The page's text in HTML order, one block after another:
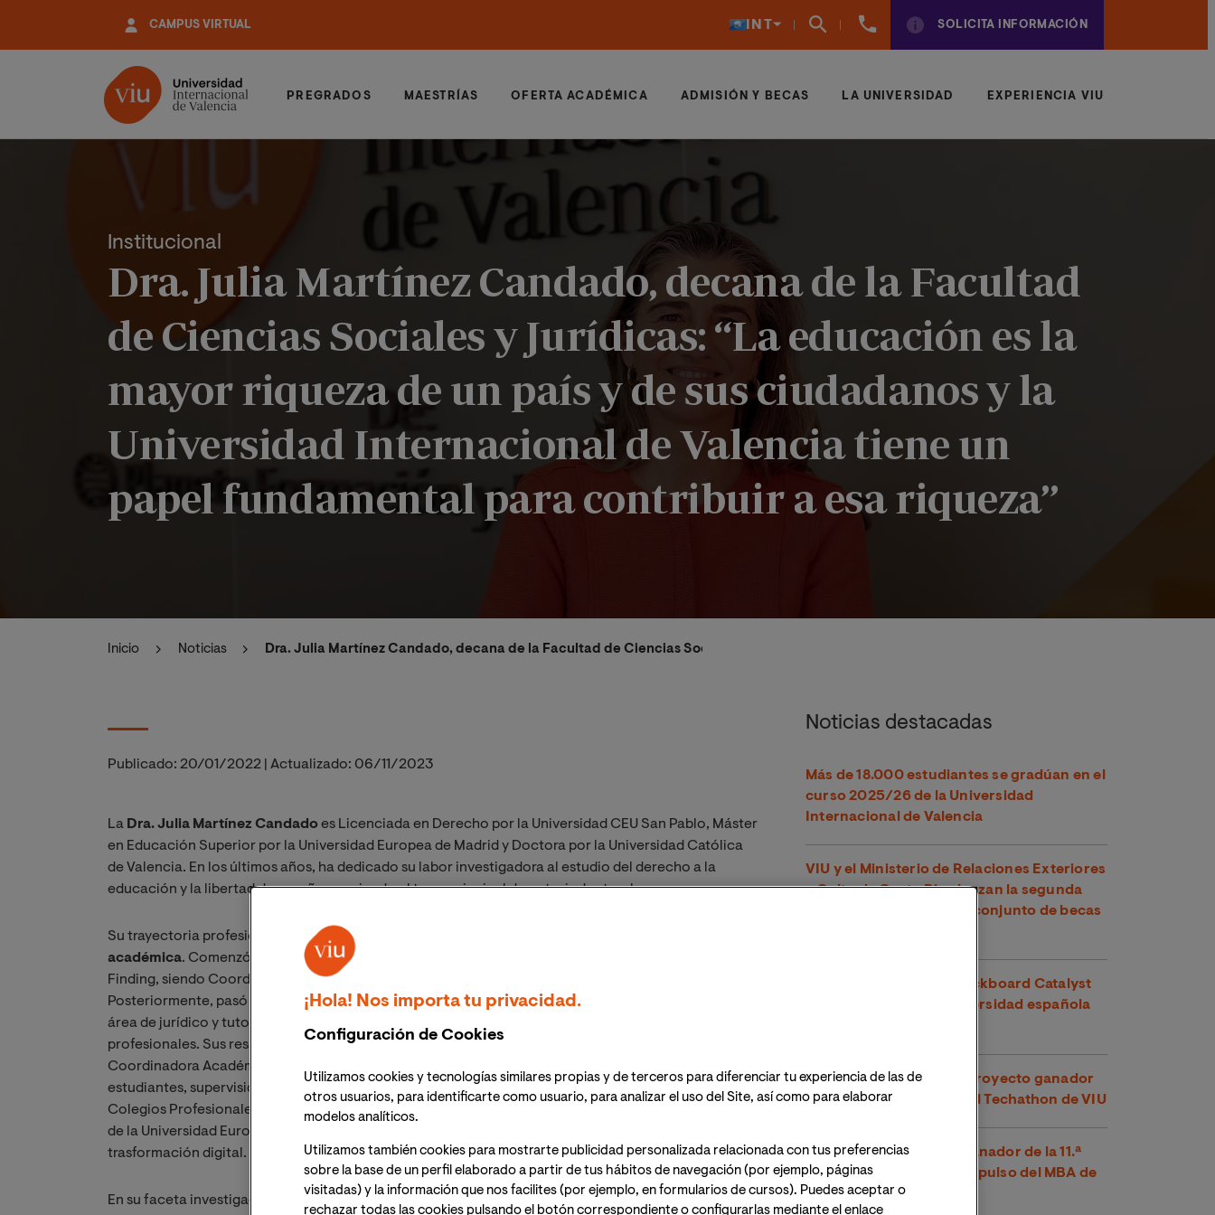
contenido
CAMPUS VIRTUAL INT
961
SOLICITA INFORMACIÓN
PREGRADOS MAESTRÍAS OFERTA ACADÉMICA ADMISIÓN Y BECAS LA UNIVERSIDAD EXPERIENCIA VIU
Institucional
Dra. Julia Martínez Candado, decana de la Facultad
de Ciencias Sociales y Jurídicas: “La educación es la
mayor riqueza de un país y de sus ciudadanos y la
Universidad Internacional de Valencia tiene un
papel fundamental para contribuir a esa riqueza”
Inicio Noticias Dra. Julia Martínez Candado, decana de la Facultad de Ciencias Sociales y Jurídicas: “La educación es la mayor riqueza de un país y de sus
Publicado: 20/01/2022 Actualizado: 06/11/2023
La Dra. Julia Martínez Candadoes Licenciada en Derecho por la Universidad CEU San Pablo, Máster
en Educación Superior por la Universidad Europea de Madrid y Doctora por la Universidad Católica
de Valencia. En los últimos años, ha dedicado su labor investigadora al estudio del derecho a la
educación y la libertad de enseñanza, siendo el tema principal de su tesis doctoral.
Su trayectoria profesional se estructura en torno a dos ejes fundamentales:
académica. Comenzó en 2005 como profesora de Derecho de la Empresa en el Master MBA Job
Finding, siendo Coordinadora del área de directivos de la Escuela de Negocios ESTEMA.
Posteriormente, pasó a formar parte de la Universidad Europea de Valencia siendo profesora en el
área de jurídico y tutora de proyectos de fin de master, proyectos integradores y prácticas
profesionales. Sus responsabilidades de gestión en esta institución, comenzaron como
Coordinadora Académica del área de jurídico, asumiendo la gestión, entre otras, de la atención a
estudiantes, supervisión del claustro de profesores del área y gestión de las relaciones con los
Colegios Profesionales e Instituciones. En la actualidad ocupaba el puesto de directora Académica
de la Universidad Europea de Valencia, liderando el modelo académico de la Universidad y su
trasformación digital.
En su faceta investigadora, ha realizado diversas comunicaciones en Jornadas y Congresos como la
Noticias destacadas
Más de 18.000 estudiantes se gradúan en el
curso 2025/26 de la Universidad
Internacional de Valencia
VIU y el Ministerio de Relaciones Exteriores
y Culto de Costa Rica lanzan la segunda
edición de su programa conjunto de becas
VIU recibe su quinto Blackboard Catalyst
Award y es la única universidad española
Voltha-IS se alza como proyecto ganador
de la segunda edición del Techathon de VIU
‘PumpKind’, proyecto ganador de la 11.ª
edición del Bootcamp Impulso del MBA de
VIU
¡Hola! Nos importa tu privacidad.
Configuración de Cookies
Utilizamos cookies y tecnologías similares propias y de terceros para diferenciar tu experiencia de las de
otros usuarios, para identificarte como usuario, para analizar el uso del Site, así como para elaborar
modelos analíticos.
Utilizamos también cookies para mostrarte publicidad personalizada relacionada con tus preferencias
sobre la base de un perfil elaborado a partir de tus hábitos de navegación (por ejemplo, páginas
visitadas) y la información que nos facilites (por ejemplo, en formularios de cursos). Puedes aceptar o
rechazar todas las cookies pulsando el botón correspondiente o configurarlas mediante el enlace